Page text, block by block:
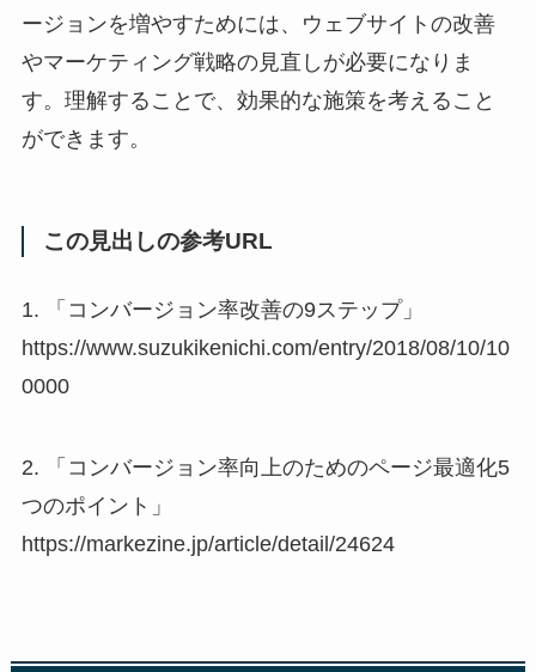
ージョンを増やすためには、ウェブサイトの改善
やマーケティング戦略の見直しが必要になりま
す。理解することで、効果的な施策を考えること
ができます。
この見出しの参考URL
1. 「コンバージョン率改善の9ステップ」
https://www.suzukikenichi.com/entry/2018/08/10/10
0000
2. 「コンバージョン率向上のためのページ最適化5
つのポイント」
https://markezine.jp/article/detail/24624